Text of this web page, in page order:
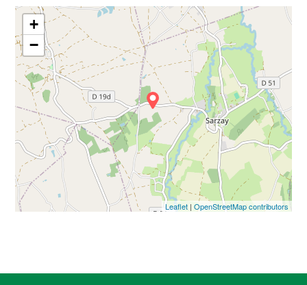
+
−
Leaflet| OpenStreetMap contributors